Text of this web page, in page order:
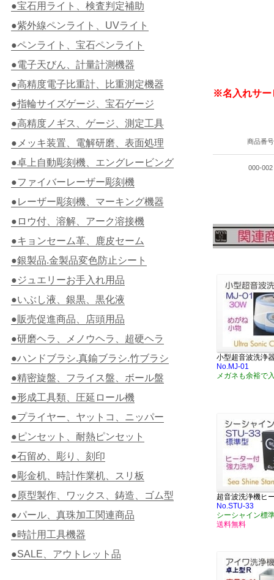
※名入れサー
商品番号
000-002
小型超音波洗浄
No.MJ-01
メガネも余裕で
超音波洗浄機ヒ
No.STU-33
シーシャイン標
送料無料
●宝石用ライト、検査判定補助
●紫外線ペンライト、UVライト
●ペンライト、宝石ペンライト
●電子天びん、計量計測機器
●高精度電子比重計、比重測定機器
●指輪サイズゲージ、宝石ゲージ
●高精度ノギス、ゲージ、測定工具
●メッキ装置、電解研磨、表面処理
●卓上自動彫刻機、エングレービング
●ファイバーレーザー彫刻機
●レーザー彫刻機、マーキング機器
●ロウ付、溶解、アーク溶接機
●キョンセーム革、鹿皮セーム
●銀製品.金製品変色防止シート
●ジュエリーお手入れ用品
●いぶし液、銀黒、黒化液
●販売促進商品、店頭用品
●研磨ヘラ、メノウヘラ、超硬ヘラ
●ハンドブラシ.真鍮ブラシ.竹ブラシ
●精密旋盤、フライス盤、ボール盤
●形成工具類、圧延ロール機
●プライヤー、ヤットコ、ニッパー
●ピンセット、耐熱ピンセット
●石留め、彫り、刻印
●彫金机、時計作業机、スリ板
●原型製作、ワックス、鋳造、ゴム型
●パール、真珠加工関連商品
●時計用工具機器
●SALE、アウトレット品